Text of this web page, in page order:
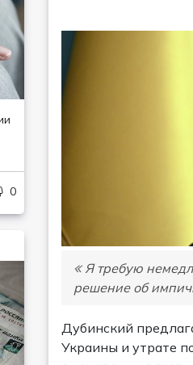
0
Я требую
решение об
Дубинский
Украины и утрате